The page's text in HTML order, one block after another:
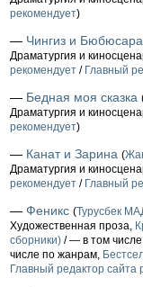
рекомендует)
— Чингиз и Бюбюсара
Драматургия и
рекомендует / Главный
— Бедная моя сказка
Драматургия и
рекомендует)
— Канат и Зарина (
Драматургия и
рекомендует / Главный
— Феникс (Турусбек
Художественная проза,
сборники) / — в том
числе по жанрам,
Главный редактор сайта